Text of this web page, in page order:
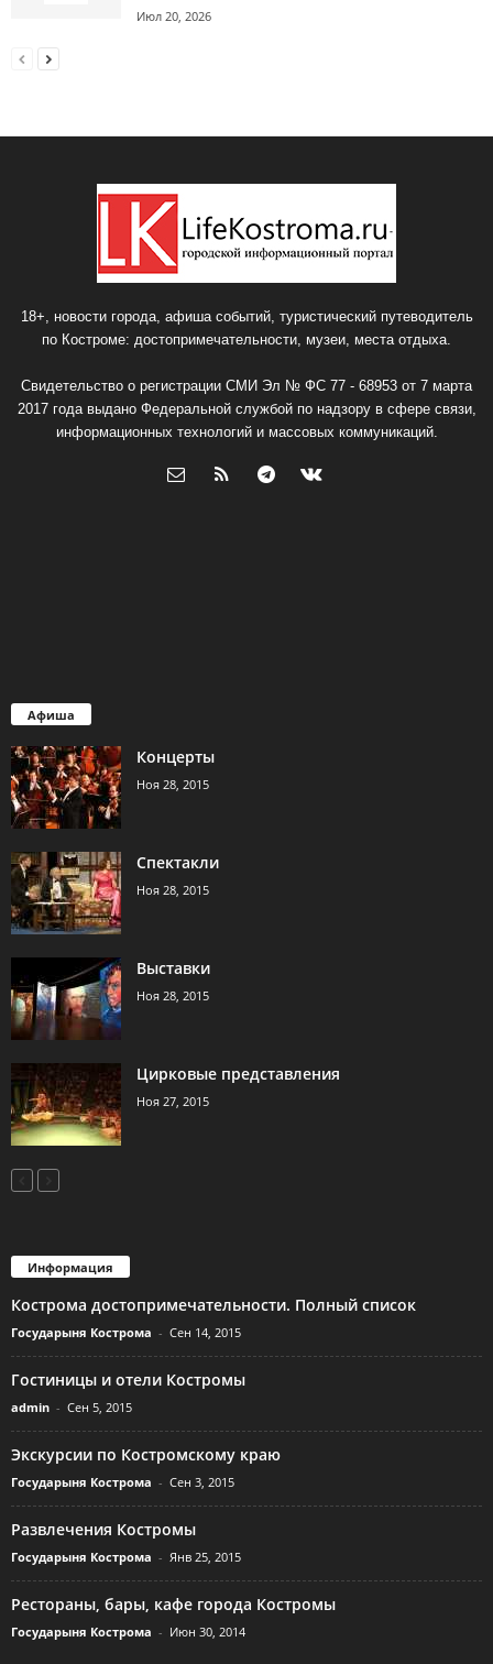
Июл 20, 2026
18+, новости города, афиша событий, туристический путеводитель
по Костроме: достопримечательности, музеи, места отдыха.
Свидетельство о регистрации СМИ Эл № ФС 77 - 68953 от 7 марта
2017 года выдано Федеральной службой по надзору в сфере связи,
информационных технологий и массовых коммуникаций.
Афиша
Концерты
Ноя 28, 2015
Спектакли
Ноя 28, 2015
Выставки
Ноя 28, 2015
Цирковые представления
Ноя 27, 2015
Информация
Кострома достопримечательности. Полный список
Государыня Кострома - Сен 14, 2015
Гостиницы и отели Костромы
admin - Сен 5, 2015
Экскурсии по Костромскому краю
Государыня Кострома - Сен 3, 2015
Развлечения Костромы
Государыня Кострома - Янв 25, 2015
Рестораны, бары, кафе города Костромы
Государыня Кострома - Июн 30, 2014